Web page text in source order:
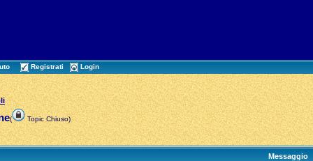
Registrati Login
( Topic Chiuso)
Messaggio